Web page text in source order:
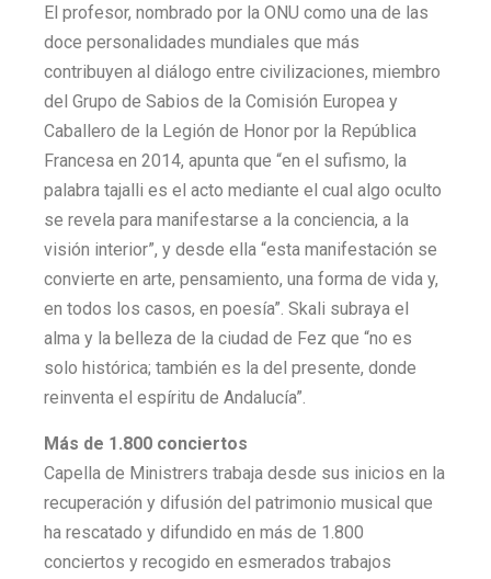
El profesor, nombrado por la ONU como una de las
doce personalidades mundiales que más
contribuyen al diálogo entre civilizaciones, miembro
del Grupo de Sabios de la Comisión Europea y
Caballero de la Legión de Honor por la República
Francesa en 2014, apunta que “en el sufismo, la
palabra tajalli es el acto mediante el cual algo oculto
se revela para manifestarse a la conciencia, a la
visión interior”, y desde ella “esta manifestación se
convierte en arte, pensamiento, una forma de vida y,
en todos los casos, en poesía”. Skali subraya el
alma y la belleza de la ciudad de Fez que “no es
solo histórica; también es la del presente, donde
reinventa el espíritu de Andalucía”.
Más de 1.800 conciertos
Capella de Ministrers trabaja desde sus inicios en la
recuperación y difusión del patrimonio musical que
ha rescatado y difundido en más de 1.800
conciertos y recogido en esmerados trabajos